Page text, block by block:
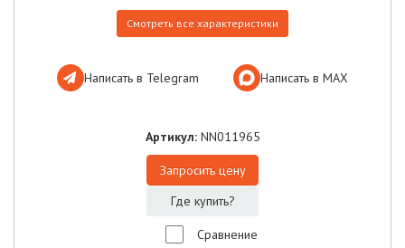
Смотреть все характеристики
Написать в Telegram Написать в МАХ
Артикул: NN011965
Запросить цену
Где купить?
Сравнение